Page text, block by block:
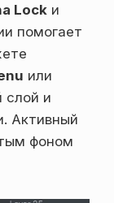
Lock и
помогает
или
слой и
Активный
фоном